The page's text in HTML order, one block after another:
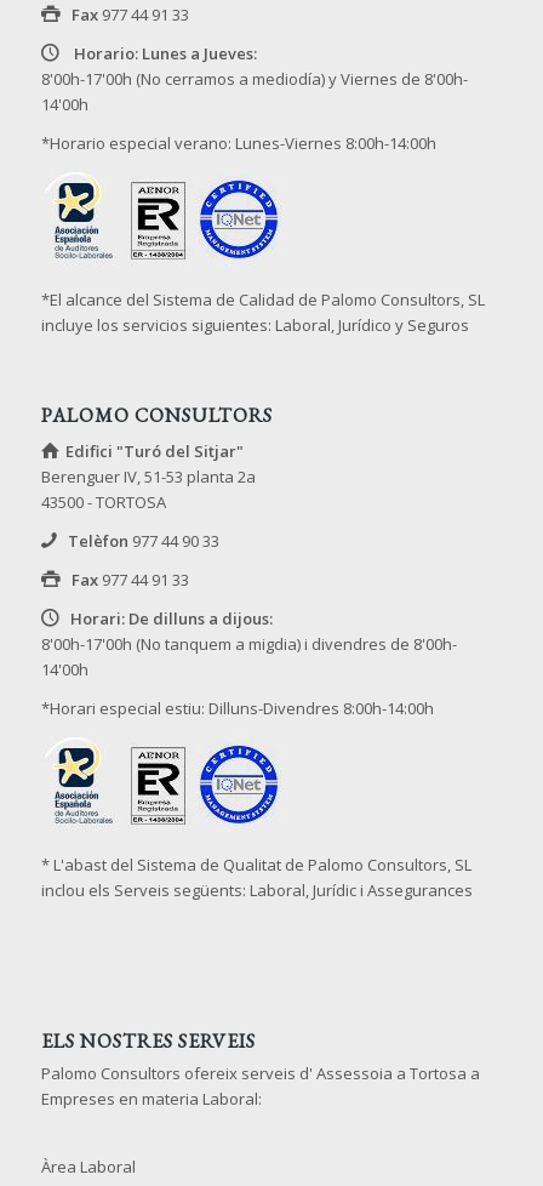
Fax 977 44 91 33
Horario: Lunes a Jueves:
8'00h-17'00h (No cerramos a mediodía) y Viernes de 8'00h-
14'00h
*Horario especial verano: Lunes-Viernes 8:00h-14:00h
*El alcance del Sistema de Calidad de Palomo Consultors, SL
incluye los servicios siguientes: Laboral, Jurídico y Seguros
PALOMO CONSULTORS
Edifici "Turó del Sitjar"
Berenguer IV, 51-53 planta 2a
43500 - TORTOSA
Telèfon 977 44 90 33
Fax 977 44 91 33
Horari: De dilluns a dijous:
8'00h-17'00h (No tanquem a migdia) i divendres de 8'00h-
14'00h
*Horari especial estiu: Dilluns-Divendres 8:00h-14:00h
* L'abast del Sistema de Qualitat de Palomo Consultors, SL
inclou els Serveis següents: Laboral, Jurídic i Assegurances
ELS NOSTRES SERVEIS
Palomo Consultors ofereix serveis d' Assessoia a Tortosa a
Empreses en materia Laboral:
Àrea Laboral